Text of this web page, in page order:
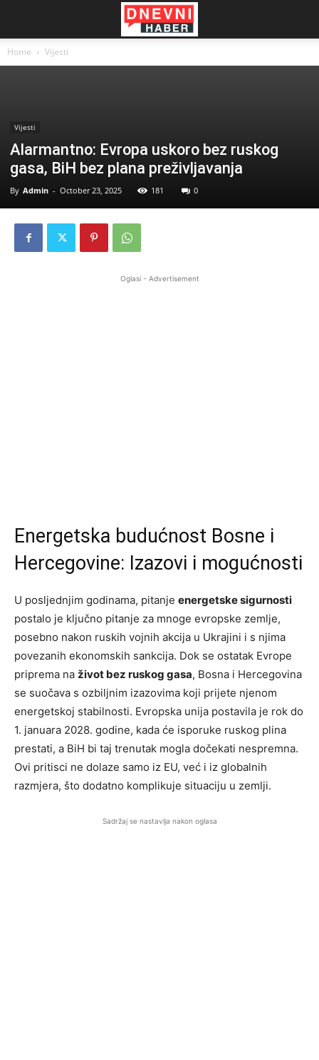
Home Vijesti
Vijesti
Alarmantno: Evropa uskoro bez ruskog
gasa, BiH bez plana preživljavanja
By Admin - October 23, 2025 181 0
Oglasi - Advertisement
Energetska budućnost Bosne i
Hercegovine: Izazovi i mogućnosti
U posljednjim godinama, pitanje energetske sigurnosti
postalo je ključno pitanje za mnoge evropske zemlje,
posebno nakon ruskih vojnih akcija u Ukrajini i s njima
povezanih ekonomskih sankcija. Dok se ostatak Evrope
priprema na život bez ruskog gasa, Bosna i Hercegovina
se suočava s ozbiljnim izazovima koji prijete njenom
energetskoj stabilnosti. Evropska unija postavila je rok do
1. januara 2028. godine, kada će isporuke ruskog plina
prestati, a BiH bi taj trenutak mogla dočekati nespremna.
Ovi pritisci ne dolaze samo iz EU, već i iz globalnih
razmjera, što dodatno komplikuje situaciju u zemlji.
Sadržaj se nastavlja nakon oglasa